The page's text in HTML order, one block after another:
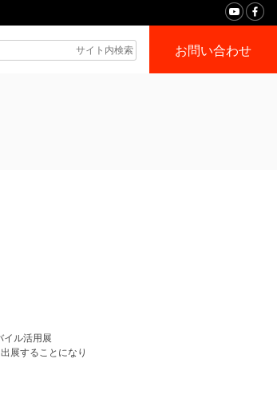
お問い合わせ
イル活用展
展することになり